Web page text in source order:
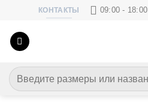
content
КОНТАКТЫ 09:00 - 18:00
Искать: